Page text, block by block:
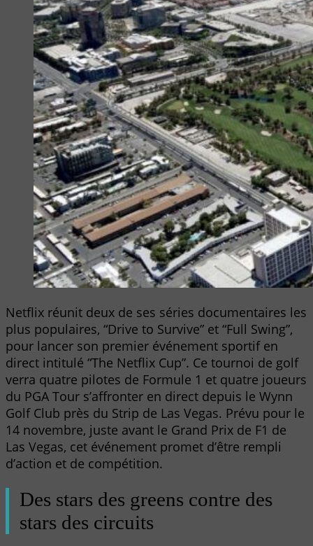
Netflix réunit deux de ses séries documentaires les
plus populaires, “Drive to Survive” et “Full Swing”,
pour lancer son premier événement sportif en
direct intitulé “The Netflix Cup”. Ce tournoi de golf
verra quatre pilotes de Formule 1 et quatre joueurs
du PGA Tour s’affronter en direct depuis le Wynn
Golf Club près du Strip de Las Vegas. Prévu pour le
14 novembre, juste avant le Grand Prix de F1 de
Las Vegas, cet événement promet d’être rempli
d’action et de compétition.
Des stars des greens contre des
stars des circuits